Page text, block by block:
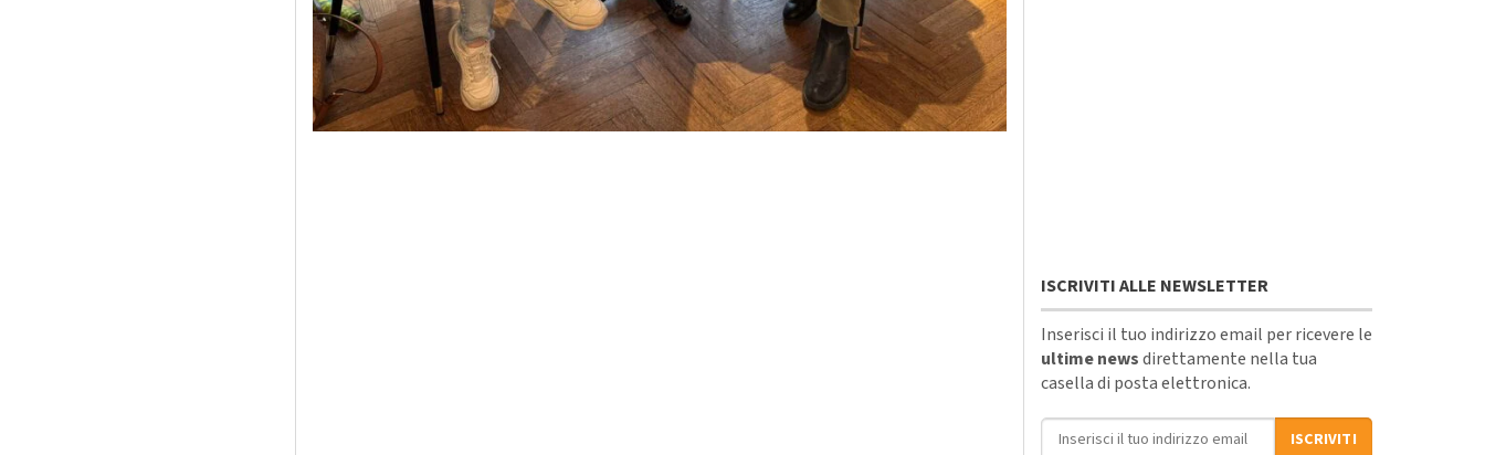
ISCRIVITI ALLE NEWSLETTER
Inserisci il tuo indirizzo email per ricevere le
ultime newsdirettamente nella tua
casella di posta elettronica.
Indirizzo email
ISCRIVITI